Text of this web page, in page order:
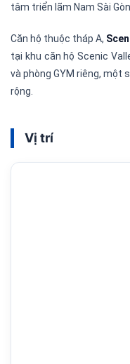
tâm triển lãm Nam Sài Gòn.
Căn hộ thuộc tháp A,
tại khu căn hộ Scenic
và phòng GYM riêng, một
rộng.
Vị trí